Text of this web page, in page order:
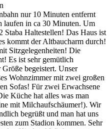
nur 10 Minuten entfernt
laufen in ca 30 Minuten. Um
Staba Haltestellen! Das Haus ist
kommt der Altbaucharm durch!
Sitzgelegenheiten! Die
Es ist sehr gemütlich
begeistert. Unser
Wohnzimmer mit zwei großen
Sofas! Für zwei Erwachsene
Küche hat alles was man
mit Milchaufschäumer!). Wir
begrüßt und man hat uns
zum Stadion kommen. Sehr